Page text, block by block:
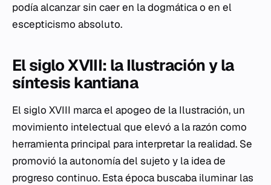
podía alcanzar sin caer en la dogmática o en el
escepticismo absoluto.
El siglo XVIII: la Ilustración y la
síntesis kantiana
El siglo XVIII marca el apogeo de la Ilustración, un
movimiento intelectual que elevó a la razón como
herramienta principal para interpretar la realidad. Se
promovió la autonomía del sujeto y la idea de
progreso continuo. Esta época buscaba iluminar las